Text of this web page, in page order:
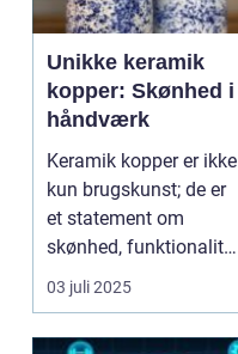
Unikke keramik
kopper: Skønhed i
håndværk
Keramik kopper er ikke
kun brugskunst; de er
et statement om
skønhed, funktionalitet
og perso...
03 juli 2025